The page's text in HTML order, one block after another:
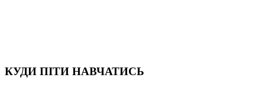
КУДИ ПІТИ НАВЧАТИСЬ